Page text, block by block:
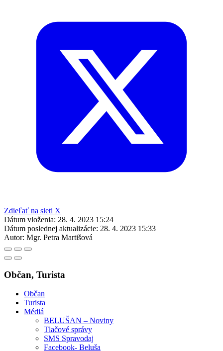
Zdieľať na sieti X
Dátum vloženia: 28. 4. 2023 15:24
Dátum poslednej aktualizácie: 28. 4. 2023 15:33
Autor: Mgr. Petra Martišová
Občan, Turista
Občan
Turista
Médiá
BELUŠAN – Noviny
Tlačové správy
SMS Spravodaj
Facebook- Beluša